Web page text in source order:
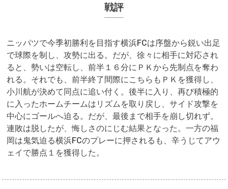
戦評
ニッパツで今季初勝利を目指す横浜FCは序盤から鋭い出足
で球際を制し、攻勢に出る。だが、徐々に相手に対応され
ると、勢いは空転し、前半１６分にＰＫから先制点を奪わ
れる。それでも、前半終了間際にこちらもＰＫを獲得し、
小川航が決めて同点に追い付く。後半に入り、再び積極的
に入ったホームチームはリズムを取り戻し、サイド攻撃を
中心にゴールへ迫る。だが、最後まで相手を崩し切れず。
連敗は脱したが、悔しさのにじむ結果となった。一方の福
岡は鬼気迫る横浜FCのプレーに押されるも、辛うじてアウ
ェイで勝点１を獲得した。